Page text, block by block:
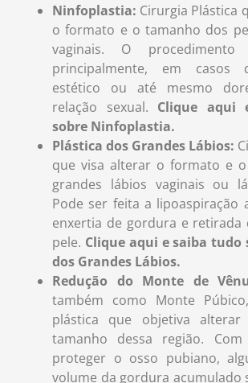
Ninfoplastia: Cirurgia Plástica
o formato e o tamanho dos
vaginais. O
principalmente, em casos
estético ou até mesmo
relação sexual. Clique aqui
sobre Ninfoplastia.
Plástica dos Grandes Lábios:
que visa alterar o formato e
grandes lábios vaginais ou
Pode ser feita a lipoaspiração
enxertia de gordura e retirada
pele. Clique aqui e saiba tudo
dos Grandes Lábios.
Redução do Monte de
também como Monte
plástica que objetiva
tamanho dessa região.
proteger o osso pubiano,
volume da gordura acumulado